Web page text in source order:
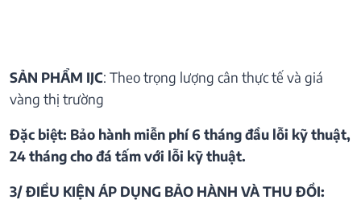
SẢN PHẨM IJC: Theo trọng lượng cân thực tế và giá
vàng thị trường
Đặc biệt: Bảo hành miễn phí 6 tháng đầu lỗi kỹ thuật,
24 tháng cho đá tấm với lỗi kỹ thuật.
3/ ĐIỀU KIỆN ÁP DỤNG BẢO HÀNH VÀ THU ĐỒI: